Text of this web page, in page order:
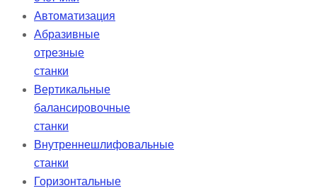
Автоматизация
Абразивные
отрезные
станки
Вертикальные
балансировочные
станки
Внутреннешлифовальные
станки
Горизонтальные